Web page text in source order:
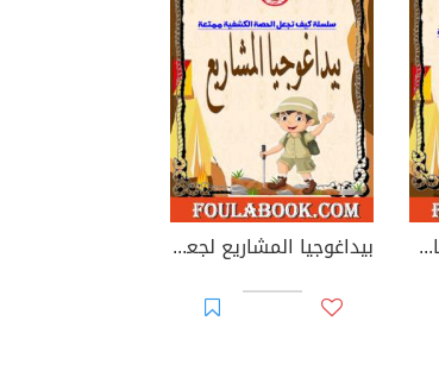
بيداغوجيا التعليم التعاوني نحو تفعيل نظام الطلائع بيداغوجيا المشاريع لجعل الحصص الكشفية ممتعة